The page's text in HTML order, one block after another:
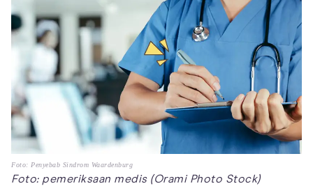
Foto: Penyebab Sindrom Waardenburg
Foto: pemeriksaan medis (Orami Photo Stock)